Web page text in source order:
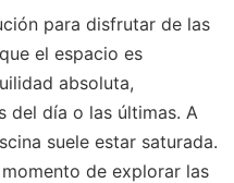
para disfrutar de las
el espacio es
absoluta,
del día o las últimas. A
suele estar saturada.
de explorar las